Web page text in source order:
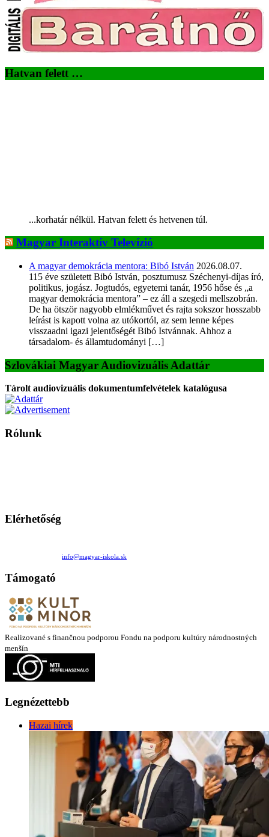
Hatvan felett …
...korhatár nélkül. Hatvan felett és hetvenen túl.
Magyar Interaktív Televízió
A magyar demokrácia mentora: Bibó István 2026.08.07.
115 éve született Bibó István, posztumusz Széchenyi-díjas író,
politikus, jogász. Jogtudós, egyetemi tanár, 1956 hőse és „a
magyar demokrácia mentora” – ez áll a szegedi mellszobrán.
De ha ötször nagyobb elmlékművet és rajta sokszor hosszabb
leírást is kapott volna az utókortól, az sem lenne képes
visszaadni igazi jelentőségét Bibó Istvánnak. Ahhoz a
társadalom- és államtudományi […]
Szlovákiai Magyar Audiovizuális Adattár
Tárolt audiovizuális dokumentumfelvételek katalógusa
Rólunk
Elérhetőség
info@magyar-iskola.sk
Támogató
Realizované s finančnou podporou Fondu na podporu kultúry národnostných
menšín
Legnézettebb
Hazai hírek